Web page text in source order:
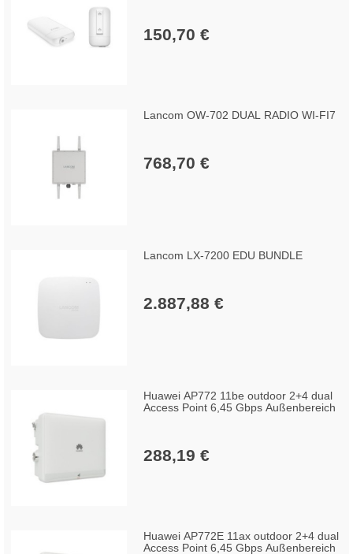
150,70 €
Lancom OW-702 DUAL RADIO WI-FI7
768,70 €
Lancom LX-7200 EDU BUNDLE
2.887,88 €
Huawei AP772 11be outdoor 2+4 dual
Access Point 6,45 Gbps Außenbereich
288,19 €
Huawei AP772E 11ax outdoor 2+4 dual
Access Point 6,45 Gbps Außenbereich